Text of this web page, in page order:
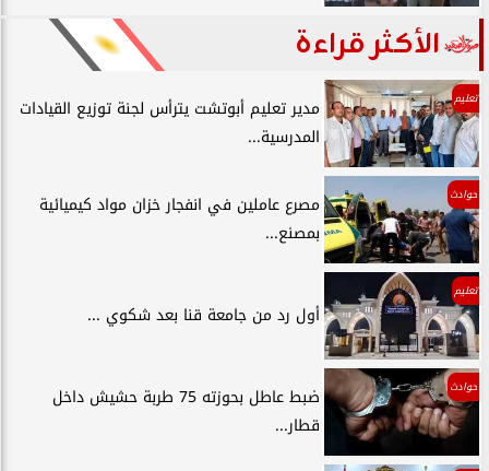
الأكثر قراءة
تعليم
مدير تعليم أبوتشت يترأس لجنة توزيع القيادات
المدرسية...
حوادث
مصرع عاملين في انفجار خزان مواد كيميائية
بمصنع...
تعليم
أول رد من جامعة قنا بعد شكوي ...
حوادث
ضبط عاطل بحوزته 75 طربة حشيش داخل
قطار...